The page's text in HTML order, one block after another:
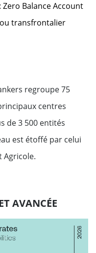
: Zero Balance Account
transfrontalier
regroupe 75
centres
de 3 500 entités
est étoffé par celui
Agricole.
AVANCÉE